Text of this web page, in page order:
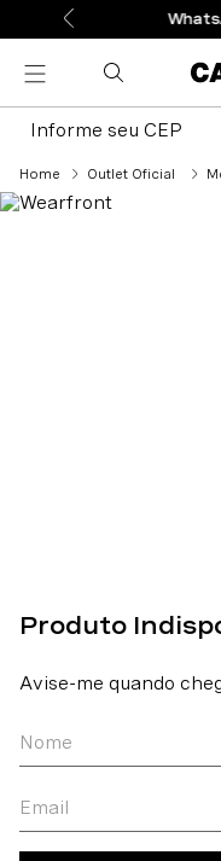
Informe seu CEP
Outlet Oficial